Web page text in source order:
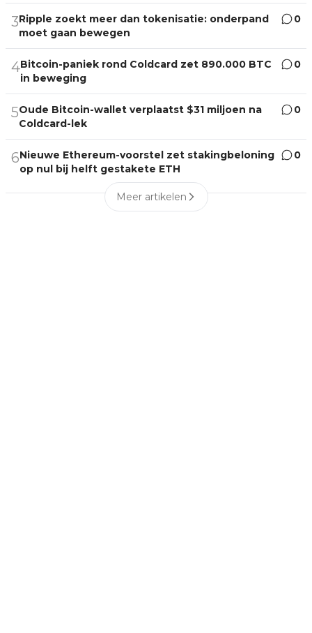
3Ripple zoekt meer dan tokenisatie: onderpand
moet gaan bewegen
0
4Bitcoin-paniek rond Coldcard zet 890.000 BTC
in beweging
0
5Oude Bitcoin-wallet verplaatst $31 miljoen na
Coldcard-lek
0
6Nieuwe Ethereum-voorstel zet stakingbeloning
op nul bij helft gestakete ETH
0
Meer artikelen